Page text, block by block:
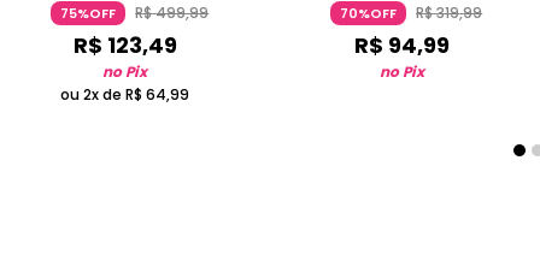
75%OFF R$499,99
R$ 123,49
no Pix
ou 2x deR$ 64,99
70%OFF R$319,99
R$ 94,99
no Pix